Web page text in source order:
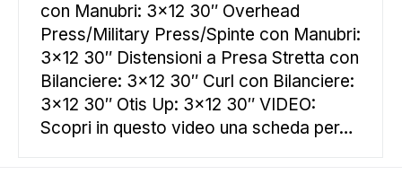
con Manubri: 3×12 30″ Overhead
Press/Military Press/Spinte con Manubri:
3×12 30″ Distensioni a Presa Stretta con
Bilanciere: 3×12 30″ Curl con Bilanciere:
3×12 30″ Otis Up: 3×12 30″ VIDEO:
Scopri in questo video una scheda per…